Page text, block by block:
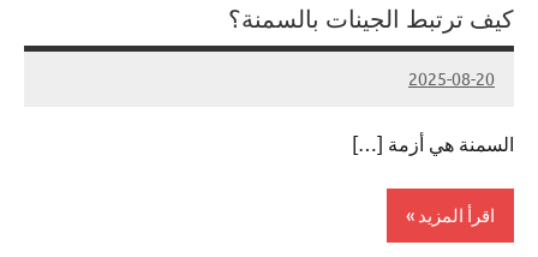
كيف ترتبط الجينات بالسمنة؟
2025-08-20
Admin#
لا
تعليقات
السمنة هي أزمة […]
اقرأ المزيد